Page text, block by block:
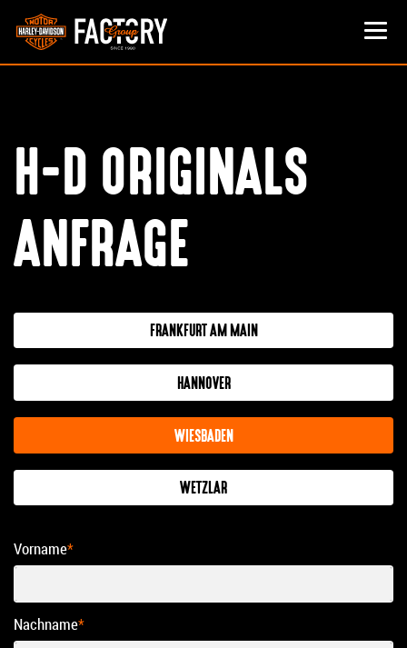
H-D ORIGINALS
ANFRAGE
FRANKFURT AM MAIN
HANNOVER
WIESBADEN
WETZLAR
Vorname*
Nachname*